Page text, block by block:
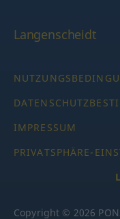
Langenscheidt
IMPRESSUM
PRIVATSPHÄRE-
Copyright © 2026